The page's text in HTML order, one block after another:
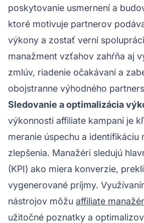
poskytovanie usmernení a
ktoré motivuje partnerov
výkony a zostať verní
manažment vzťahov zahŕňa aj
zmlúv, riadenie očakávaní a
obojstranne výhodného
Sledovanie a optimalizácia
výkonnosti affiliate kampaní je
meranie úspechu a identifikáciu
zlepšenia. Manažéri sledujú
(KPI) ako miera konverzie,
vygenerované príjmy.
nástrojov môžu affiliate
užitočné poznatky a